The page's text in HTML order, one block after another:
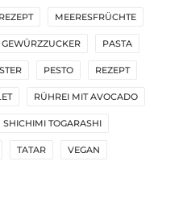
MEERESFRÜCHTE
PASTA
PESTO REZEPT
RÜHREI MIT AVOCADO
SHICHIMI TOGARASHI
TATAR VEGAN